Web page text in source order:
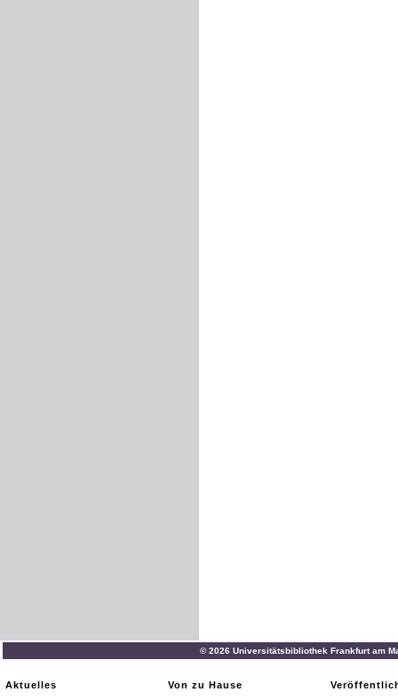
© 2026 Universitätsbibliothek Frankfurt am
Aktuelles
Von zu Hause